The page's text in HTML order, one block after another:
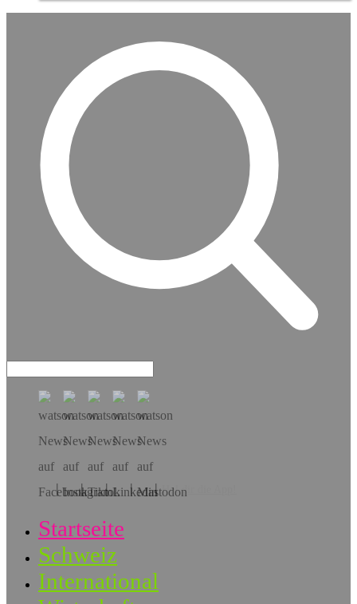
Hol dir die App!
Startseite
Schweiz
International